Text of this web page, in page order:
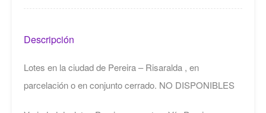
Descripción
Lotes en la ciudad de Pereira – Risaralda , en
parcelación o en conjunto cerrado. NO DISPONIBLES